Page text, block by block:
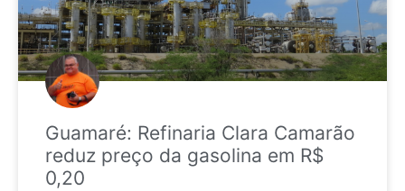
Guamaré: Refinaria Clara Camarão
reduz preço da gasolina em R$
0,20